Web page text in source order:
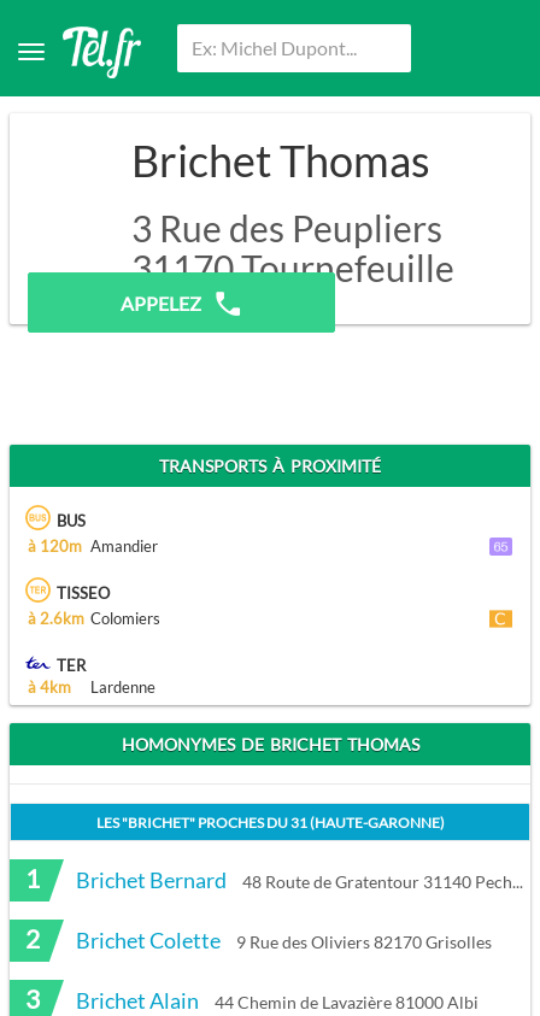
Brichet Thomas
3 Rue des Peupliers
31170Tournefeuille
APPELEZ
TRANSPORTS À PROXIMITÉ
BUS
à 120m Amandier
TISSEO
à 2.6km Colomiers
TER
à 4km
Lardenne
HOMONYMES DE BRICHET THOMAS
LES "BRICHET" PROCHES DU31 (HAUTE-GARONNE)
1 Brichet Bernard 48 Route de Gratentour 31140 Pechbonnieu
2 Brichet Colette 9 Rue des Oliviers 82170 Grisolles
3 Brichet Alain 44 Chemin de Lavazière 81000 Albi